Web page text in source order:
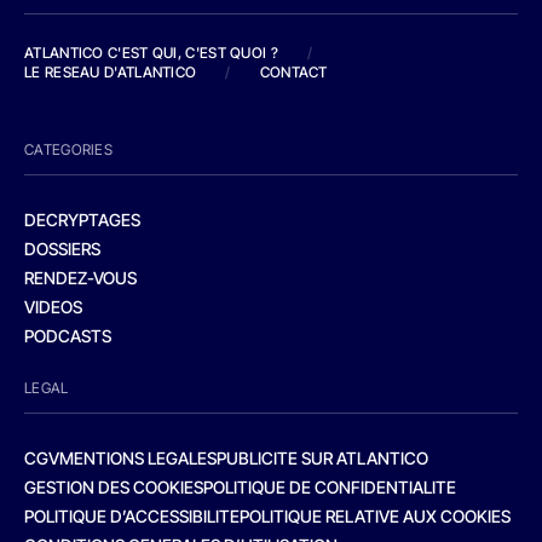
ATLANTICO C'EST QUI, C'EST QUOI ?
/
LE RESEAU D'ATLANTICO
/ CONTACT
CATEGORIES
DECRYPTAGES
DOSSIERS
RENDEZ-VOUS
VIDEOS
PODCASTS
LEGAL
CGVMENTIONS LEGALESPUBLICITE SUR ATLANTICO
GESTION DES COOKIESPOLITIQUE DE CONFIDENTIALITE
POLITIQUE D’ACCESSIBILITEPOLITIQUE RELATIVE AUX COOKIES